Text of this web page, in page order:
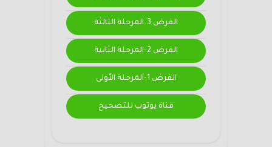
الفرض 3-المرحلة الثالثة
الفرض 2-المرحلة الثانية
الفرض 1-المرحلة الأولى
قناة يوتوب للتصحيح